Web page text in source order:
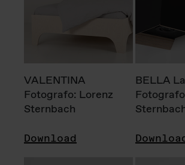
VALENTINA
Fotografo: Lorenz
Sternbach
Download
BELLA